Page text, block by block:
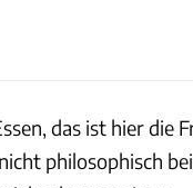
das ist hier die
philosophisch